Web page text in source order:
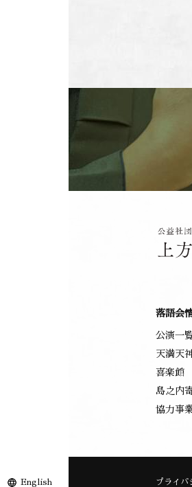
English
落語会
公演一
天満天
喜楽館
島之内
協力事
プライバ